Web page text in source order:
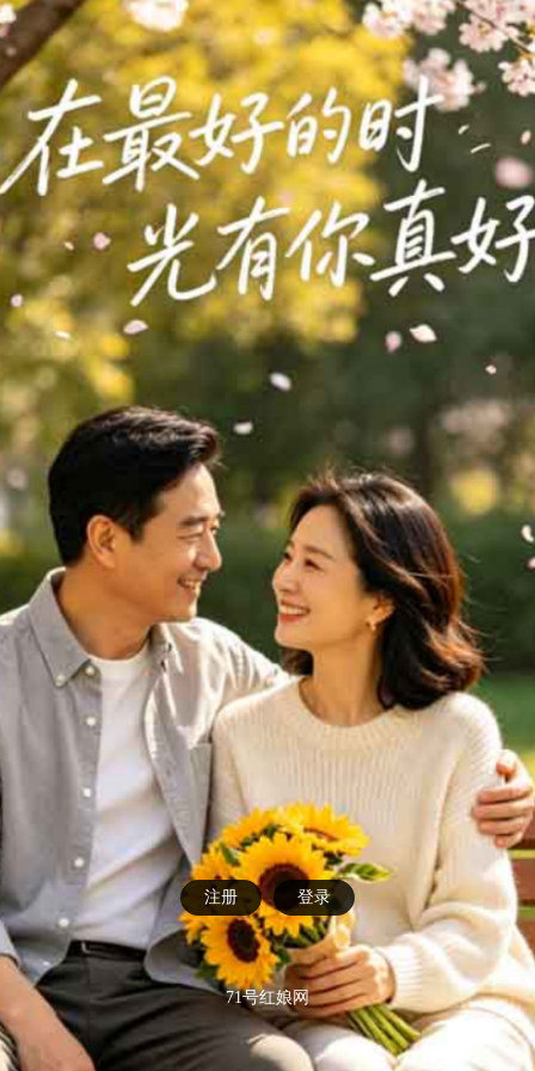
注册 登录
71号红娘网